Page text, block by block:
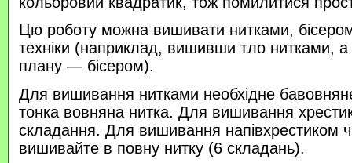
Цю роботу можна вишивати нитками, бісером
техніки (наприклад, вишивши тло нитками, а
плану — бісером).
Для вишивання нитками необхідне
тонка вовняна нитка. Для вишивання
складання. Для вишивання напівхрестиком
вишивайте в повну нитку (6 складань).